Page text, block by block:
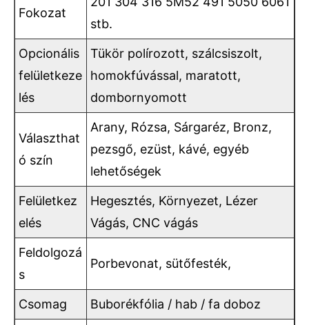
Fokozat
stb.
Opcionális
felületkeze
lés
Tükör polírozott, szálcsiszolt,
homokfúvással, maratott,
dombornyomott
Választhat
ó szín
Arany, Rózsa, Sárgaréz, Bronz,
pezsgő, ezüst, kávé, egyéb
lehetőségek
Felületkez
elés
Hegesztés, Környezet, Lézer
Vágás, CNC vágás
Feldolgozá
s
Porbevonat, sütőfesték,
Csomag Buborékfólia / hab / fa doboz